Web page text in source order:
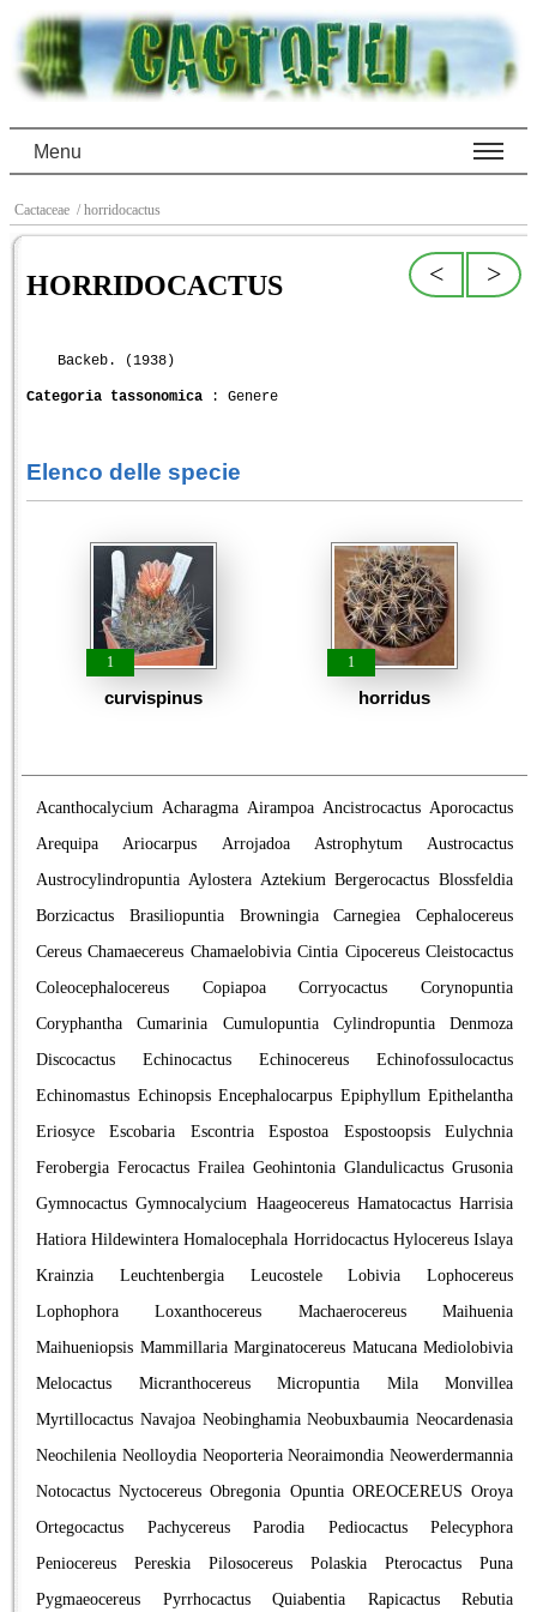
Menu
Cactaceae / horridocactus
>
<
HORRIDOCACTUS
Backeb. (1938)
Categoria tassonomica : Genere
Elenco delle specie
1
curvispinus
1
horridus
Acanthocalycium Acharagma Airampoa Ancistrocactus Aporocactus
Arequipa
Ariocarpus Arrojadoa Astrophytum
Austrocactus
Austrocylindropuntia Aylostera Aztekium Bergerocactus Blossfeldia
Borzicactus
Brasiliopuntia Browningia Carnegiea
Cephalocereus
Cereus Chamaecereus Chamaelobivia Cintia Cipocereus Cleistocactus
Coleocephalocereus
Copiapoa Corryocactus
Corynopuntia
Coryphantha
Cumarinia Cumulopuntia Cylindropuntia
Denmoza
Discocactus
Echinocactus Echinocereus
Echinofossulocactus
Echinomastus Echinopsis Encephalocarpus Epiphyllum Epithelantha
Eriosyce
Escobaria Escontria Espostoa Espostoopsis
Eulychnia
Ferobergia Ferocactus Frailea Geohintonia Glandulicactus Grusonia
Gymnocactus Gymnocalycium Haageocereus Hamatocactus Harrisia
Hatiora Hildewintera Homalocephala Horridocactus Hylocereus Islaya
Krainzia
Leuchtenbergia Leucostele Lobivia
Lophocereus
Lophophora
Loxanthocereus Machaerocereus
Maihuenia
Maihueniopsis Mammillaria Marginatocereus Matucana Mediolobivia
Melocactus
Micranthocereus Micropuntia Mila
Monvillea
Myrtillocactus Navajoa Neobinghamia Neobuxbaumia Neocardenasia
Neochilenia Neolloydia Neoporteria Neoraimondia Neowerdermannia
Notocactus Nyctocereus Obregonia Opuntia OREOCEREUS Oroya
Ortegocactus
Pachycereus Parodia Pediocactus
Pelecyphora
Peniocereus
Pereskia Pilosocereus Polaskia Pterocactus
Puna
Pygmaeocereus
Pyrrhocactus Quiabentia Rapicactus Rebutia